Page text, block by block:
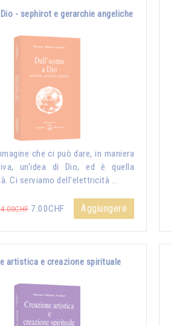
- sephirot e gerarchie angeliche
che ci può dare, in maniera
un’idea di Dio, ed è quella
Ci serviamo dell’elettricità …
7.00CHF Aggiungere
artistica e creazione spirituale